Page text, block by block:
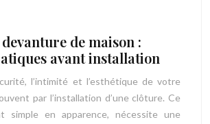
de maison :
avant installation
l’intimité et l’esthétique de votre
par l’installation d’une clôture. Ce
simple en apparence, nécessite une